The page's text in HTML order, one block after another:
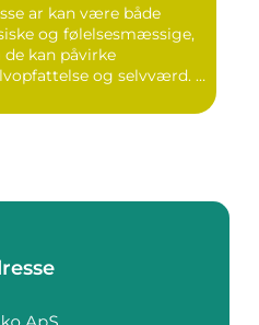
ar kan være både
og følelsesmæssige,
de kan påvirke
og selvværd. I